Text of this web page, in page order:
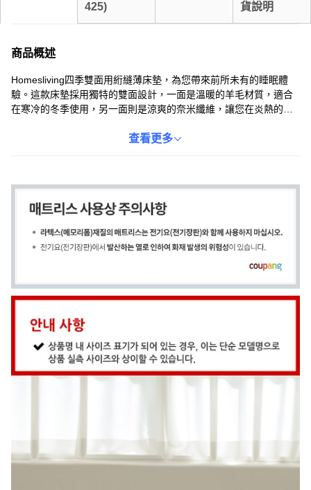
425)
貨說明
商品概述
Homesliving四季雙面用絎縫薄床墊，為您帶來前所未有的睡眠體
驗。這款床墊採用獨特的雙面設計，一面是溫暖的羊毛材質，適合
在寒冷的冬季使用，另一面則是涼爽的奈米纖維，讓您在炎熱的夏
藝處理，不易變形塌陷，即使長時間使用也能保持良好的支撐性和
查看更多